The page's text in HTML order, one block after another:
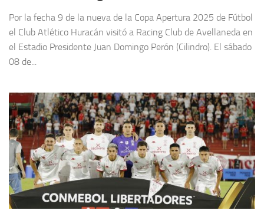
Por la fecha 9 de la nueva de la Copa Apertura 2025 de Fútbol
el Club Atlético Huracán visitó a Racing Club de Avellaneda en
el Estadio Presidente Juan Domingo Perón (Cilindro). El sábado
08 de...